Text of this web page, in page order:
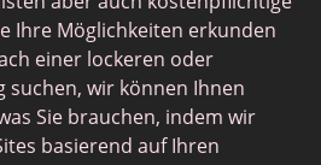
Ihre Möglichkeiten erkunden
einer lockeren oder
suchen, wir können Ihnen
Sie brauchen, indem wir
basierend auf Ihren